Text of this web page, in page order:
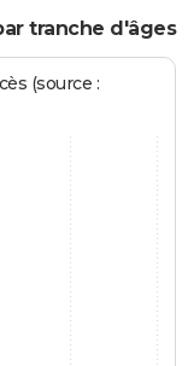
tranche d'âges
(source :